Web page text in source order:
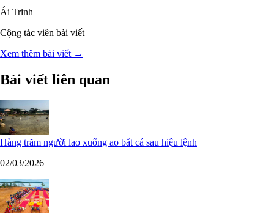
Ái Trinh
Cộng tác viên bài viết
Xem thêm bài viết →
Bài viết liên quan
Hàng trăm người lao xuống ao bắt cá sau hiệu lệnh
02/03/2026